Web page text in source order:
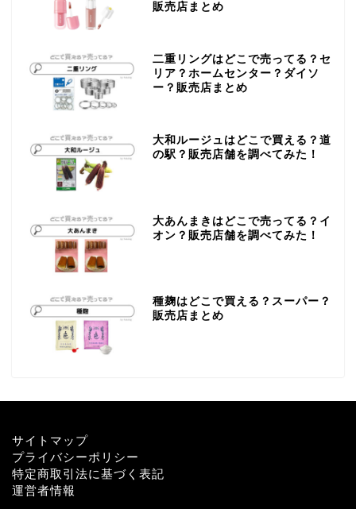
販売店まとめ
二重リングはどこで売ってる？セ
リア？ホームセンター？ダイソ
ー？販売店まとめ
大和ルージュはどこで買える？道
の駅？販売店舗を調べてみた！
大あんまきはどこで売ってる？イ
オン？販売店舗を調べてみた！
種麹はどこで買える？スーパー？
販売店まとめ
サイトマップ
プライバシーポリシー
特定商取引法に基づく表記
運営者情報